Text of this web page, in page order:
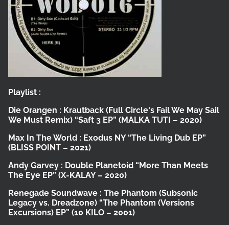
Playlist :
Die Orangen : Krautback (Full Circle's Fail We May Sail
We Must Remix) “Saft 3 EP” (MALKA TUTI – 2020)
Max In The World : Exodus NY “The Living Dub EP”
(BLISS POINT – 2021)
Andy Garvey : Double Planetoid “More Than Meets
The Eye EP” (X-KALAY – 2020)
Renegade Soundwave : The Phantom (Subsonic
Legacy vs. Dreadzone) “The Phantom (Versions
Excursions) EP” (10 KILO – 2001)